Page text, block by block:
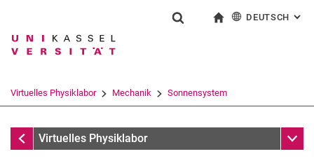
Springe direkt zu: Inhalt
Springe direkt zu: Suche
Springe direkt zu:
Suchbegriff
Suchen (öffnet externen Link in einem
DEUTSCH :
Virtuelles Physiklabor Mechanik Sonnensystem
Forschungsgruppen
Virtuelles Physiklabor